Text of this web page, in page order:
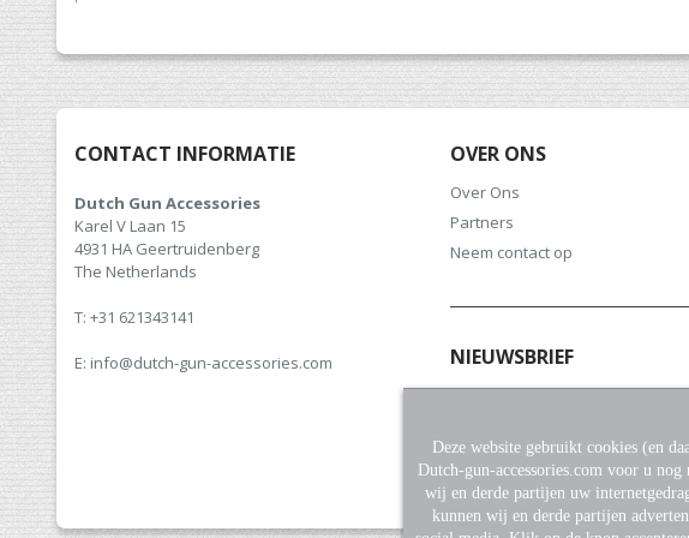
CONTACT INFORMATIE
Dutch Gun Accessories
Karel V Laan 15
4931 HA Geertruidenberg
The Netherlands
T: +31 621343141
E: info@dutch-gun-accessories.com
OVER ONS
Over Ons
Partners
Neem contact op
NIEUWSBRIEF
hoogte van het laatste nieuws
Deze website gebruikt cookies (en
Dutch-gun-accessories.com voor u
wij en derde partijen uw
kunnen wij en derde partijen